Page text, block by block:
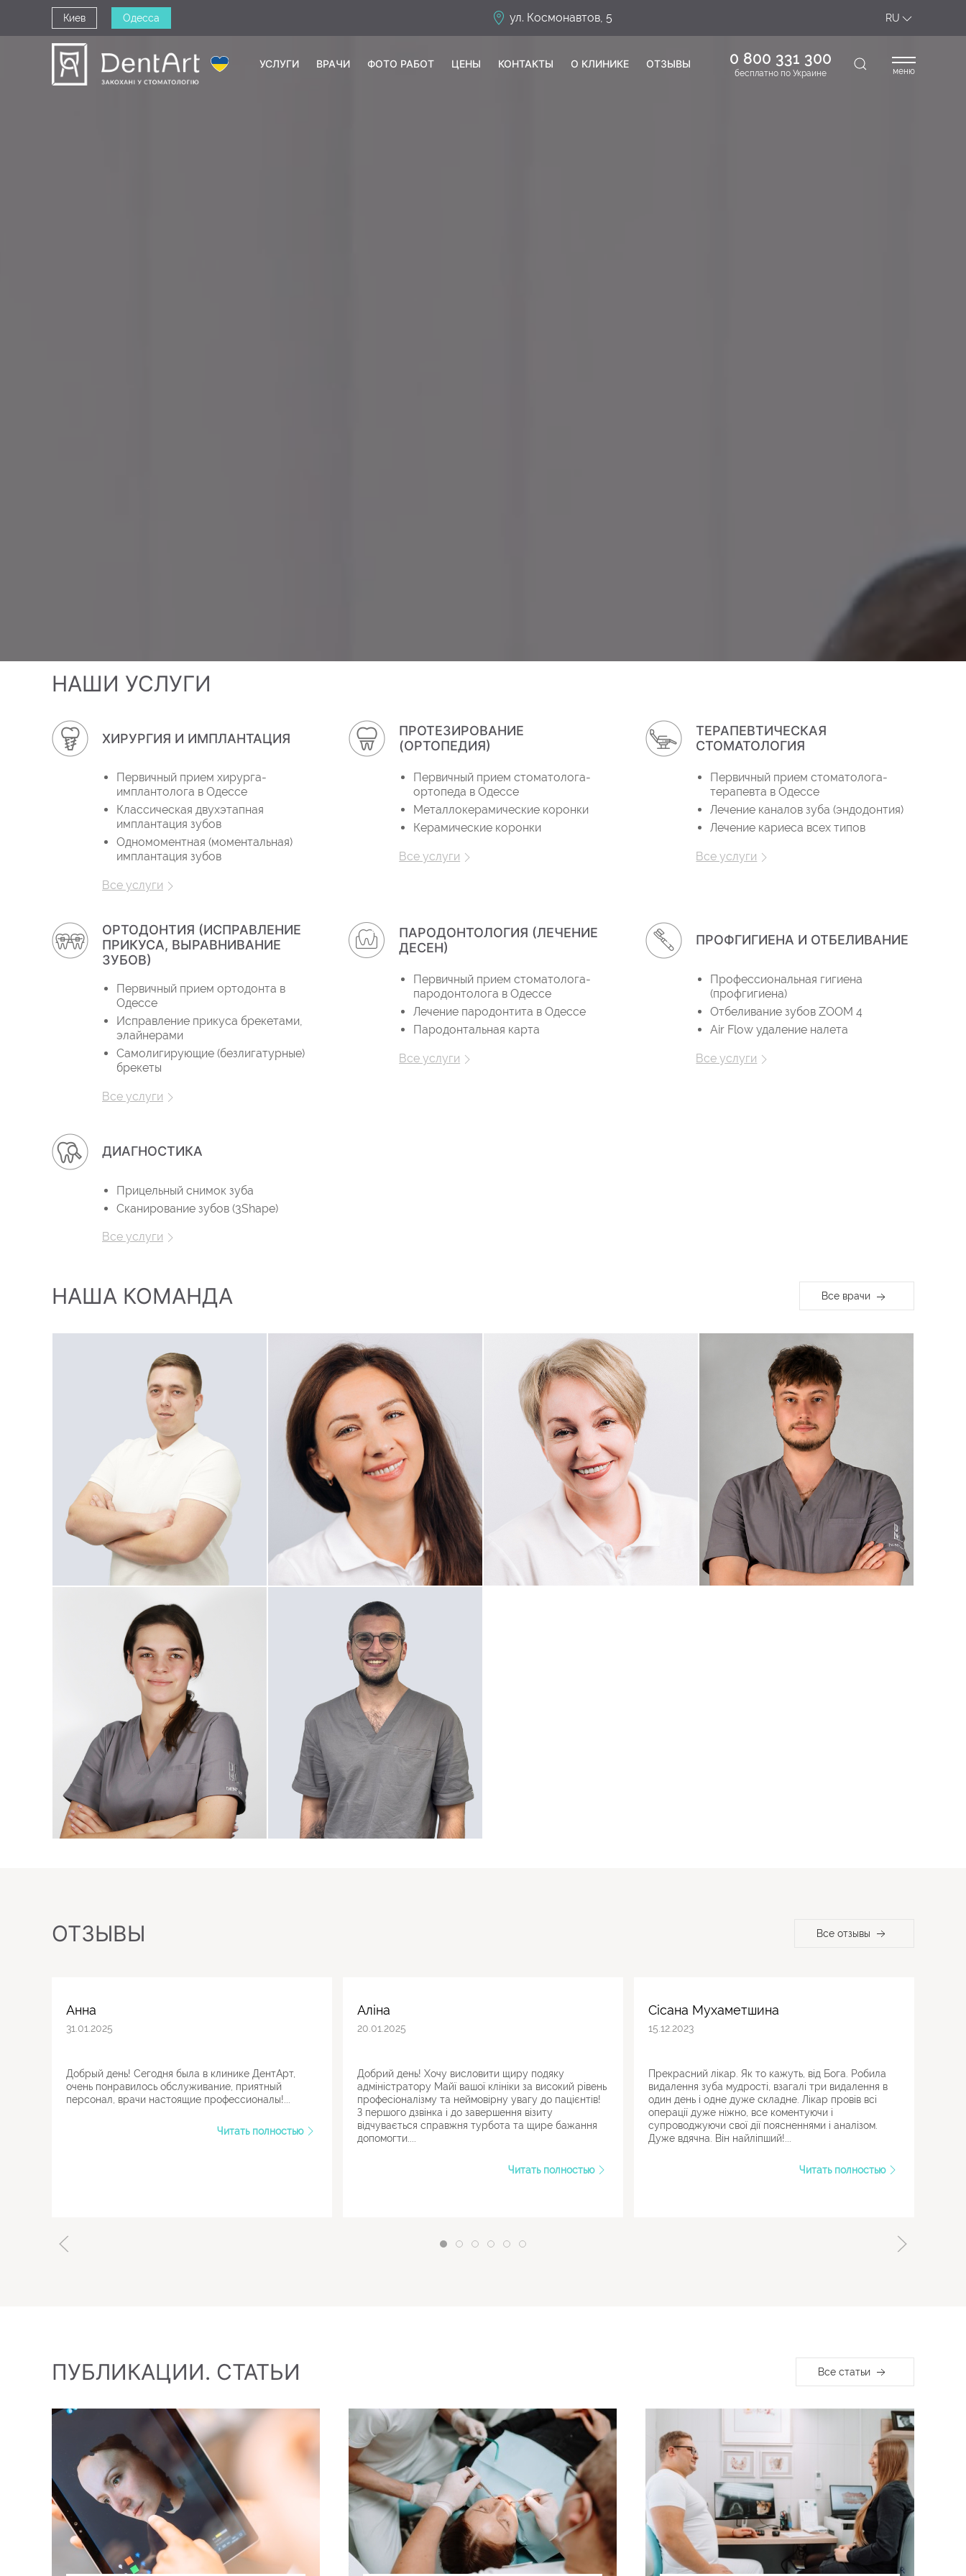
Киев Одесса ул. Космонавтов, 5 RU
УСЛУГИ ВРАЧИ ФОТО РАБОТ ЦЕНЫ КОНТАКТЫ О КЛИНИКЕ ОТЗЫВЫ 0 800 331 300
бесплатно по Украине меню
ЛЕЧИМ СВОИХ ПАЦИЕНТОВ ТАК,
КАК МЫ ХОТЕЛИ БЫ ЛЕЧИТЬСЯ САМИ
О КЛИНИКЕ ЗАПИСАТЬСЯ НА ПРИЕМ
НАШИ УСЛУГИ
ХИРУРГИЯ И ИМПЛАНТАЦИЯ
Первичный прием хирурга-
имплантолога в Одессе
Классическая двухэтапная
имплантация зубов
Одномоментная (моментальная)
имплантация зубов
Все услуги
ПРОТЕЗИРОВАНИЕ
(ОРТОПЕДИЯ)
Первичный прием стоматолога-
ортопеда в Одессе
Металлокерамические коронки
Керамические коронки
Все услуги
ТЕРАПЕВТИЧЕСКАЯ
СТОМАТОЛОГИЯ
Первичный прием стоматолога-
терапевта в Одессе
Лечение каналов зуба (эндодонтия)
Лечение кариеса всех типов
Все услуги
ОРТОДОНТИЯ (ИСПРАВЛЕНИЕ
ПРИКУСА, ВЫРАВНИВАНИЕ
ЗУБОВ)
Первичный прием ортодонта в
Одессе
Исправление прикуса брекетами,
элайнерами
Самолигирующие (безлигатурные)
брекеты
Все услуги
ПАРОДОНТОЛОГИЯ (ЛЕЧЕНИЕ
ДЕСЕН)
Первичный прием стоматолога-
пародонтолога в Одессе
Лечение пародонтита в Одессе
Пародонтальная карта
Все услуги
ПРОФГИГИЕНА И ОТБЕЛИВАНИЕ
Профессиональная гигиена
(профгигиена)
Отбеливание зубов ZOOM 4
Air Flow удаление налета
Все услуги
ДИАГНОСТИКА
Прицельный снимок зуба
Сканирование зубов (3Shape)
Все услуги
НАША КОМАНДА Все врачи
Панчул Олег Витальевич
Ортодонт
Посмотреть профиль
Величко Людмила
Васильевна
Пародонтолог, Терапевт
Посмотреть профиль
Птичкина Юлия Олеговна
Хирург-имплантолог
Посмотреть профиль
Мазурик Михаил
Владимирович
Терапевт, Эндодонтист
Посмотреть профиль
Зачеславская Александра
Александровна
Терапевт, Эндодонтист
Посмотреть профиль
Морозов Илья Сергеевич
Хирург, Хирург-имплантолог
Посмотреть профиль
ОТЗЫВЫ Все отзывы
Анна
31.01.2025
Добрый день! Сегодня была в клинике ДентАрт,
очень понравилось обслуживание, приятный
персонал, врачи настоящие профессионалы!...
Читать полностью
Аліна
20.01.2025
Добрий день! Хочу висловити щиру подяку
адміністратору Майї вашої клініки за високий рівень
професіоналізму та неймовірну увагу до пацієнтів!
З першого дзвінка і до завершення візиту
відчувається справжня турбота та щире бажання
допомогти....
Читать полностью
Сісана Мухаметшина
15.12.2023
Прекрасний лікар. Як то кажуть, від Бога. Робила
видалення зуба мудрості, взагалі три видалення в
один день і одне дуже складне. Лікар провів всі
операції дуже ніжно, все коментуючи і
супроводжуючи свої дії поясненнями і аналізом.
Дуже вдячна. Він найліпший!...
Читать полностью
ПУБЛИКАЦИИ. СТАТЬИ Все статьи